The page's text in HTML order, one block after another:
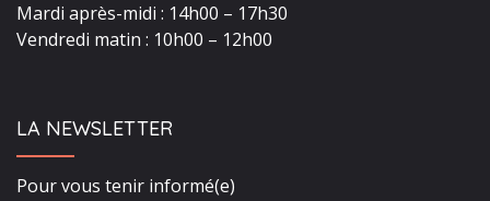
Mardi après-midi : 14h00 – 17h30
Vendredi matin : 10h00 – 12h00
LA NEWSLETTER
Pour vous tenir informé(e)